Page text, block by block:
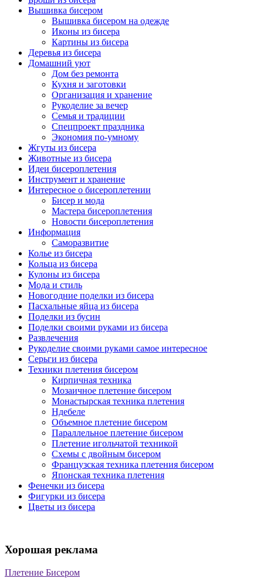
Вышивка бисером
Вышивка бисером на одежде
Иконы из бисера
Картины из бисера
Деревья из бисера
Домашний уют
Дом без ремонта
Кухня и заготовки
Организация и хранение
Рукоделие за вечер
Семья и традиции
Спецпроект праздника
Экономия по-умному
Жгуты из бисера
Животные из бисера
Идеи бисероплетения
Инструмент и хранение
Интересное о бисероплетении
Бисер и мода
Мастера бисероплетения
Новости бисероплетения
Информация
Саморазвитие
Колье из бисера
Кольца из бисера
Кулоны из бисера
Мода и стиль
Новогодние поделки из бисера
Пасхальные яйца из бисера
Поделки из бусин
Поделки своими руками из бисера
Развлечения
Рукоделие своими руками самое интересное
Серьги из бисера
Техники плетения бисером
Кирпичная техника
Мозаичное плетение бисером
Монастырская техника плетения
Ндебеле
Объемное плетение бисером
Параллельное плетение бисером
Плетение игольчатой техникой
Схемы с двойным бисером
Французская техника плетения бисером
Японская техника плетения
Фенечки из бисера
Фигурки из бисера
Цветы из бисера
Хорошая реклама
Плетение Бисером